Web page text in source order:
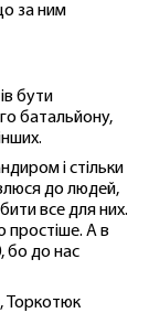
за ним
бути
батальйону,
і стільки
до людей,
все для них.
простіше. А в
бо до нас
Торкотюк